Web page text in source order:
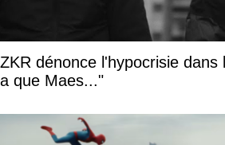
ZKR dénonce l'hypocrisie
a que Maes..."